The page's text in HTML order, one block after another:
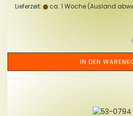
Lieferzeit: ca. 1 Woche (Ausland
IN DEN